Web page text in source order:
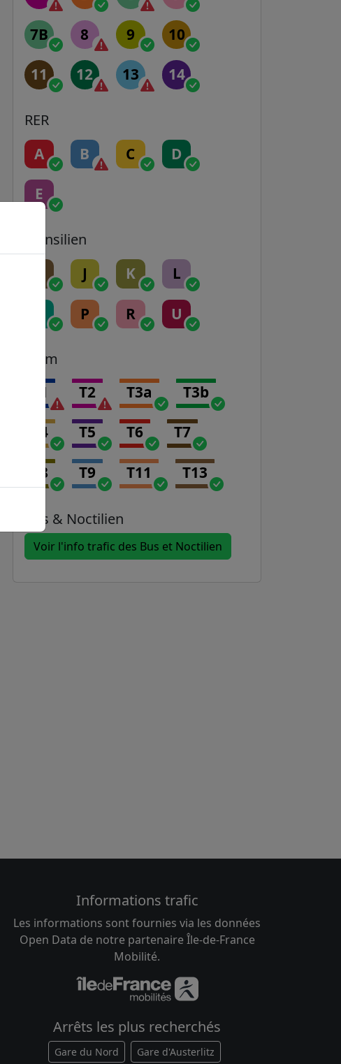
7B 8 9 10
11 12 13 14
RER
A B C D
E
Transilien
J K L
P R U
Tram
T1 T2 T3a T3b
T4 T5 T6 T7
T8 T9 T11 T13
Bus & Noctilien
Voir l'info trafic des Bus et Noctilien
Informations trafic
Les informations sont fournies via les données
Open Data de notre partenaire Île-de-France
Mobilité.
Arrêts les plus recherchés
Gare du Nord Gare d'Austerlitz